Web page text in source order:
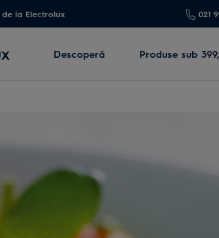
la Electrolux 021
Descoperă Produse sub